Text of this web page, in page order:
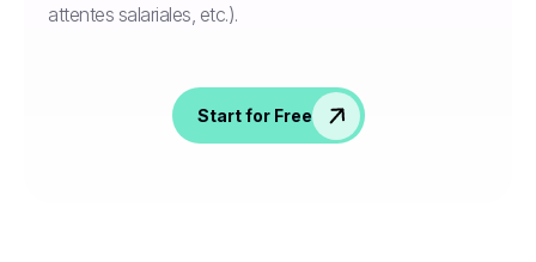
attentes salariales, etc.).
Start for Free